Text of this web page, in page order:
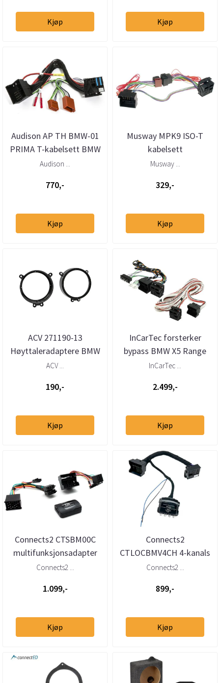
Kjøp Kjøp
Audison AP TH BMW-01
PRIMA T-kabelsett BMW
Mini (2001–>)
Audison ...
770,-
Kjøp
Musway MPK9 ISO-T
kabelsett
BMW/Mini/Mercedes/VW/
Musway ...
329,-
Kjøp
ACV 271190-13
Høyttaleradaptere BMW
X5/MB C/CL/G-klasse
ACV ...
190,-
Kjøp
InCarTec forsterker
bypass BMW X5 Range
Rover (2000-2012)
InCarTec ...
2.499,-
Kjøp
Connects2 CTSBM00C
multifunksjonsadapter
BMW (1995–2005) med
Connects2 ...
1.099,-
Kjøp
Connects2
CTLOCBMV4CH 4-kanals
høy-til-lavnivåadapter
Connects2 ...
899,-
Kjøp